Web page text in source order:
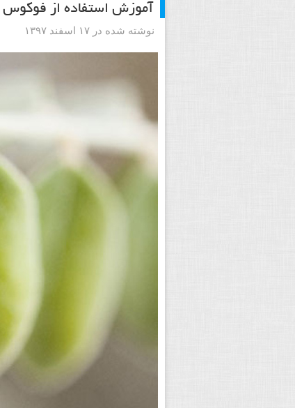
آموزش استفاده از فوکوس
نوشته شده در ۱۷ اسفند ۱۳۹۷